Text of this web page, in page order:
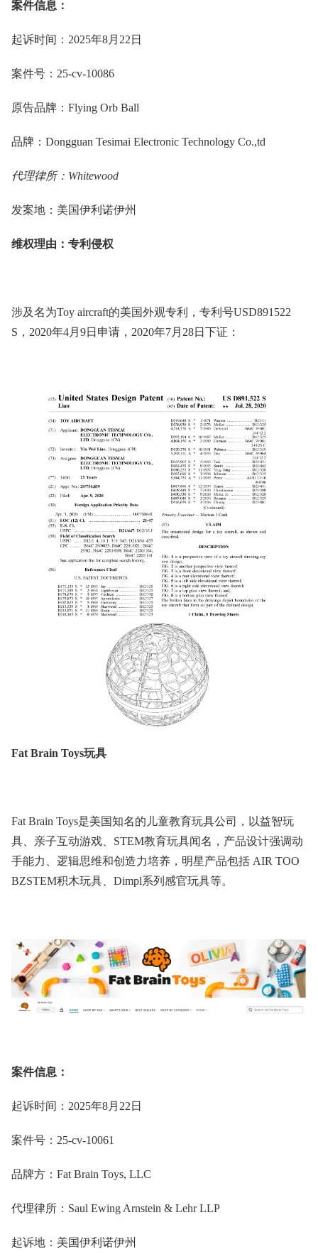
案件信息：
起诉时间：2025年8月 22 日
案件号：25-cv-10086
原告品牌：Flying Orb Ball
品牌：Dongguan Tesimai Electronic Technology Co.,td
代理律所：Whitewood
发案地：美国伊利诺伊州
维权理由：专利侵权
涉及名为Toy aircraft的美国外观专利，专利号USD891522
S，2020年4月9日申请，2020年7月28日下证：
Fat Brain Toys玩具
Fat Brain Toys是美国知名的儿童教育玩具公司，以益智玩
具、亲子互动游戏、STEM教育玩具闻名，产品设计强调动
手能力、逻辑思维和创造力培养，明星产品包括 AIR TOO
BZSTEM积木玩具、Dimpl系列感官玩具等。
案件信息：
起诉时间：2025年8月 22 日
案件号：25-cv-10061
品牌方 ：Fat Brain Toys, LLC
代理律所：Saul Ewing Arnstein & Lehr LLP
起诉地：美国伊利诺伊州